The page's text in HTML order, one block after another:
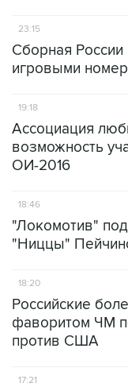
23:15
Сборная
игровыми
19:18
Ассоциация
возможность
ОИ-2016
18:46
"Локомотив"
"Ниццы"
18:20
Российские
фаворитом ЧМ
против США
17:21